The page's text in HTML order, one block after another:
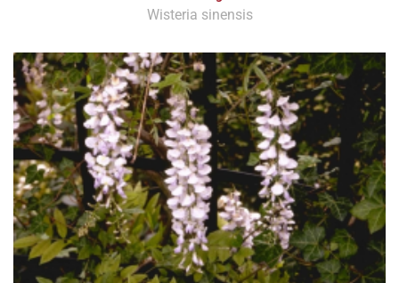
Wisteria sinensis